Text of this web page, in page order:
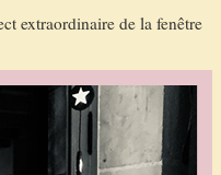
extraordinaire de la fenêtre